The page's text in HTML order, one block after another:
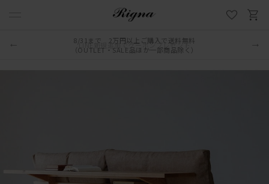
LINE新規追加でクーポンプレゼント